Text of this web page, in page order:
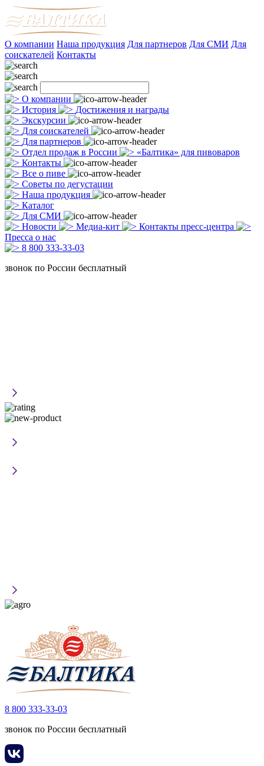
О компании Наша продукция Для партнеров Для СМИ Для
соискателей Контакты
О компании
История
Достижения и награды
Экскурсии
Для соискателей
Для партнеров
Отдел продаж в России
«Балтика» для пивоваров
Контакты
Все о пиве
Советы по дегустации
Наша продукция
Каталог
Для СМИ
Новости
Медиа-кит
Контакты пресс-центра
Пресса о нас
8 800 333-33-03
звонок по России бесплатный
8 800 333-33-03
звонок по России бесплатный